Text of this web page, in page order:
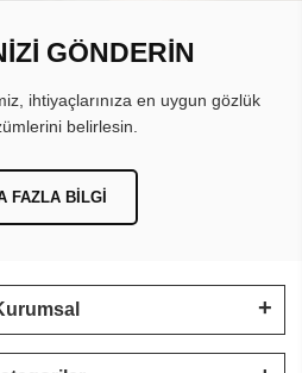
GÖNDERİN
ihtiyaçlarınıza en uygun gözlük
belirlesin.
FAZLA BILGI